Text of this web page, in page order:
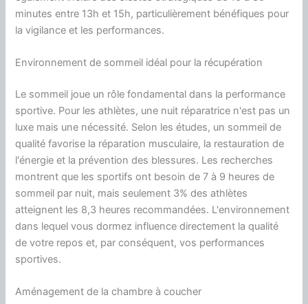
minutes entre 13h et 15h, particulièrement bénéfiques pour
la vigilance et les performances.
Environnement de sommeil idéal pour la récupération
Le sommeil joue un rôle fondamental dans la performance
sportive. Pour les athlètes, une nuit réparatrice n'est pas un
luxe mais une nécessité. Selon les études, un sommeil de
qualité favorise la réparation musculaire, la restauration de
l'énergie et la prévention des blessures. Les recherches
montrent que les sportifs ont besoin de 7 à 9 heures de
sommeil par nuit, mais seulement 3% des athlètes
atteignent les 8,3 heures recommandées. L'environnement
dans lequel vous dormez influence directement la qualité
de votre repos et, par conséquent, vos performances
sportives.
Aménagement de la chambre à coucher